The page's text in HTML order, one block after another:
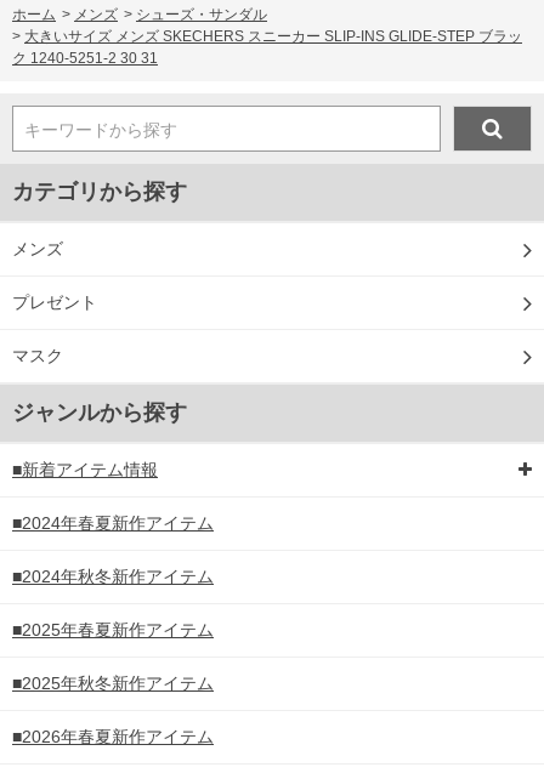
ホーム > メンズ > シューズ・サンダル
> 大きいサイズ メンズ SKECHERS スニーカー SLIP-INS GLIDE-STEP ブラッ
ク 1240-5251-2 30 31
キーワードから探す
カテゴリから探す
メンズ
プレゼント
マスク
ジャンルから探す
■新着アイテム情報
■2024年春夏新作アイテム
■2024年秋冬新作アイテム
■2025年春夏新作アイテム
■2025年秋冬新作アイテム
■2026年春夏新作アイテム